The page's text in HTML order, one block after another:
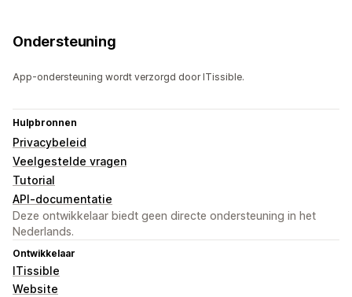
Ondersteuning
App-ondersteuning wordt verzorgd door ITissible.
Hulpbronnen
Privacybeleid
Veelgestelde vragen
Tutorial
API-documentatie
Deze ontwikkelaar biedt geen directe ondersteuning in het
Nederlands.
Ontwikkelaar
ITissible
Website